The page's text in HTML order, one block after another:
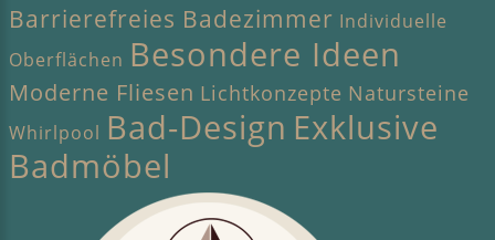
Barrierefreies Badezimmer Individuelle
Oberflächen Besondere Ideen
Moderne Fliesen Lichtkonzepte Natursteine
Whirlpool Bad-Design Exklusive
Badmöbel